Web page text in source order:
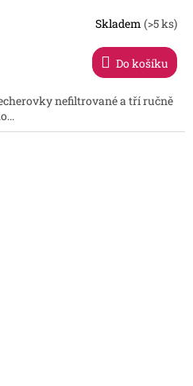
Skladem(>5 ks)
Do košíku
nefiltrované a tří ručně